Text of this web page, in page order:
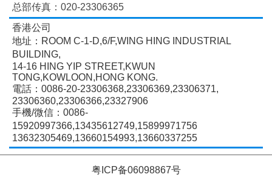
总部传真：020-23306365
香港公司
地址：ROOM C-1-D,6/F,WING HING INDUSTRIAL
BUILDING,
14-16 HING YIP STREET,KWUN
TONG,KOWLOON,HONG KONG.
電話：0086-20-23306368,23306369,23306371,
23306360,23306366,23327906
手機/微信：0086-
15920997366,13435612749,15899971756
13632305469,13660154993,13660337255
粤ICP备06098867号